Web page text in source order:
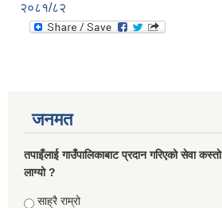
२०८१/८२
जनमत
तपाइँलाई गाउँपालिकाबाट प्रदान गरिएको सेवा कस्तो
लाग्यो ?
Choices
साह्रै राम्रो